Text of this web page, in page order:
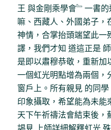
王 與金剛乘學會﹄一書
嘛、西藏人、外國弟子，
神情，合掌抬頭端望此一
譯，我們才知 道這正是
是即以肅穆恭敬，重新加
一個虹光明點增為兩個，
窗戶上。所有親見 的同
印象攝取，希望能為未能
天下午祈禱法會結束後，
謁見 上師詳細解釋虹光